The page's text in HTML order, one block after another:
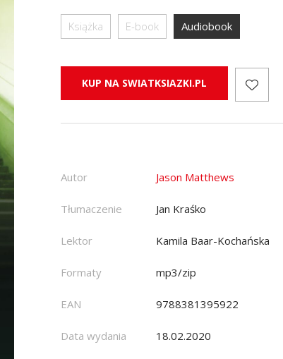
Książka E-book Audiobook
KUP NA SWIATKSIAZKI.PL
Autor Jason Matthews
Tłumaczenie Jan Kraśko
Lektor Kamila Baar-Kochańska
Formaty mp3/zip
EAN 9788381395922
Data wydania 18.02.2020